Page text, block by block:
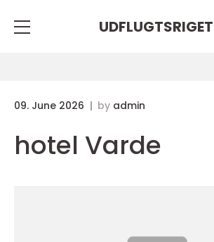
09. June 2026 by admin
hotel Varde